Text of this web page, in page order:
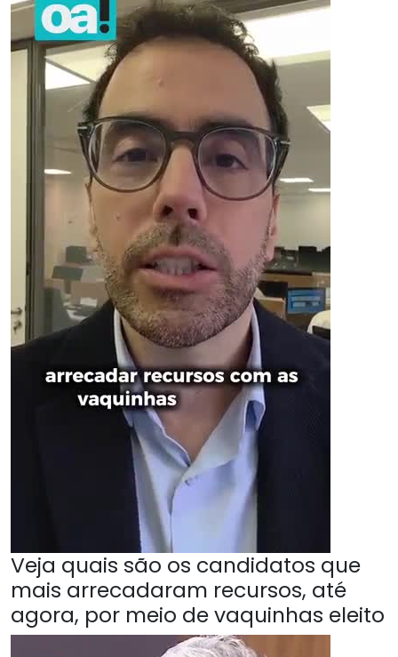
Veja quais são os candidatos que
mais arrecadaram recursos, até
agora, por meio de vaquinhas eleito